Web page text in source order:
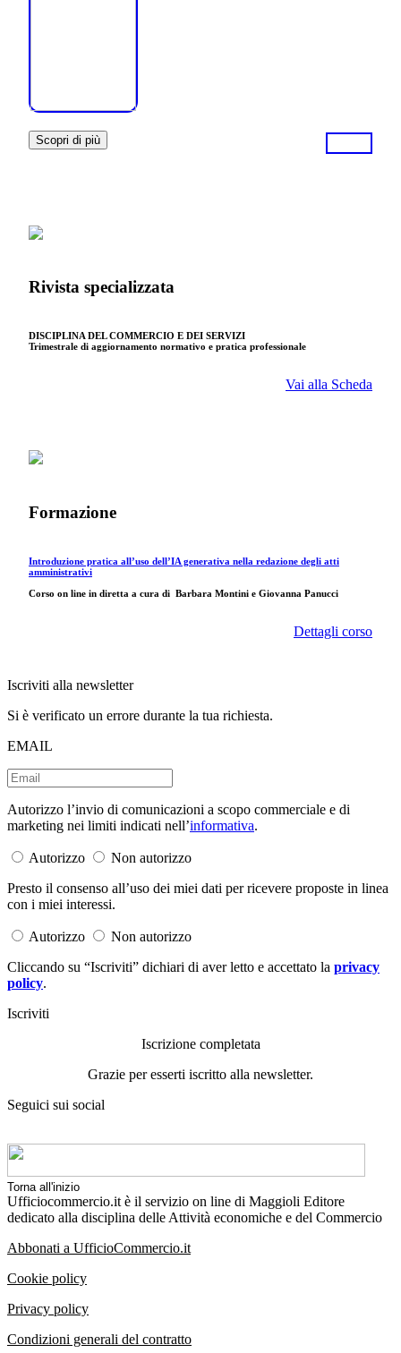
Scopri di più
Rivista specializzata
DISCIPLINA DEL COMMERCIO E DEI SERVIZI
Trimestrale di aggiornamento normativo e pratica professionale
Vai alla Scheda
Formazione
Introduzione pratica all’uso dell’IA generativa nella redazione degli atti
amministrativi
Corso on line in diretta a cura di Barbara Montini e Giovanna Panucci
Dettagli corso
Iscriviti alla newsletter
Si è verificato un errore durante la tua richiesta.
EMAIL
Autorizzo l’invio di comunicazioni a scopo commerciale e di
marketing nei limiti indicati nell’informativa.
Autorizzo
Non autorizzo
Presto il consenso all’uso dei miei dati per ricevere proposte in linea
con i miei interessi.
Autorizzo
Non autorizzo
Cliccando su “Iscriviti” dichiari di aver letto e accettato la privacy
policy.
Iscriviti
Iscrizione completata
Grazie per esserti iscritto alla newsletter.
Seguici sui social
Torna all'inizio
Ufficiocommercio.it è il servizio on line di Maggioli Editore
dedicato alla disciplina delle Attività economiche e del Commercio
Abbonati a UfficioCommercio.it
Cookie policy
Privacy policy
Condizioni generali del contratto